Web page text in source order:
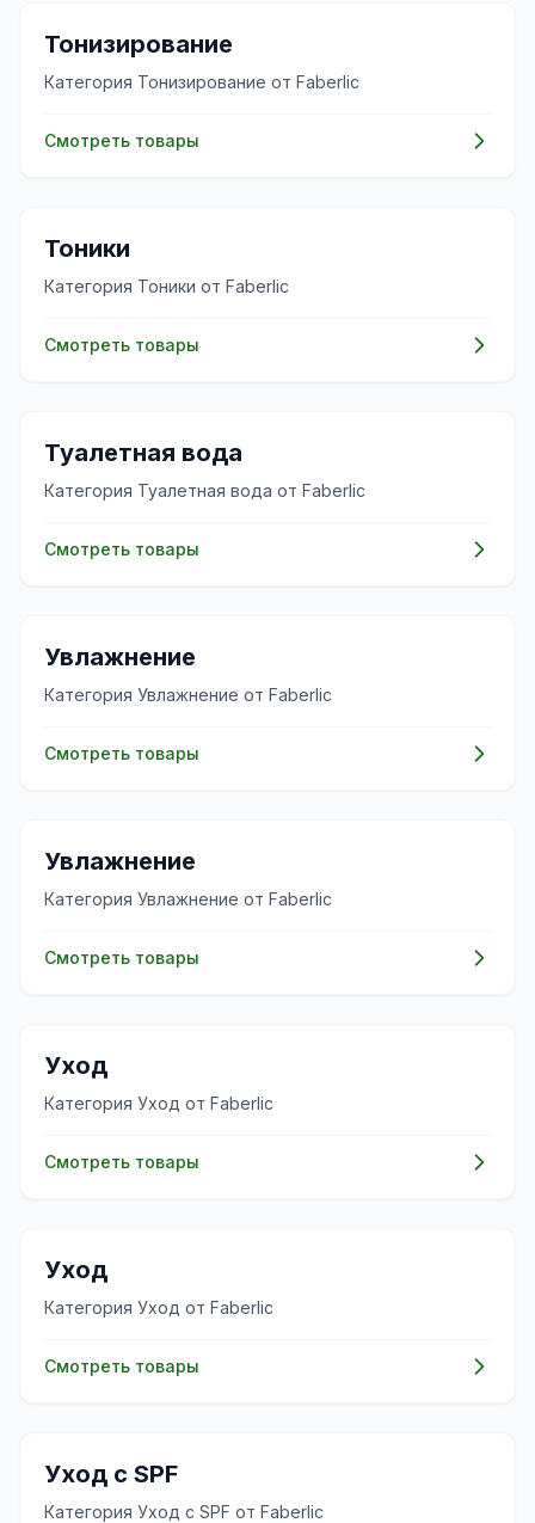
✨
Тонизирование
Категория Тонизирование от Faberlic
Смотреть товары
✨
Тоники
Категория Тоники от Faberlic
Смотреть товары
✨
Туалетная вода
Категория Туалетная вода от Faberlic
Смотреть товары
✨
Увлажнение
Категория Увлажнение от Faberlic
Смотреть товары
✨
Увлажнение
Категория Увлажнение от Faberlic
Смотреть товары
🧴
Уход
Категория Уход от Faberlic
Смотреть товары
🧴
Уход
Категория Уход от Faberlic
Смотреть товары
🧴
Уход с SPF
Категория Уход с SPF от Faberlic